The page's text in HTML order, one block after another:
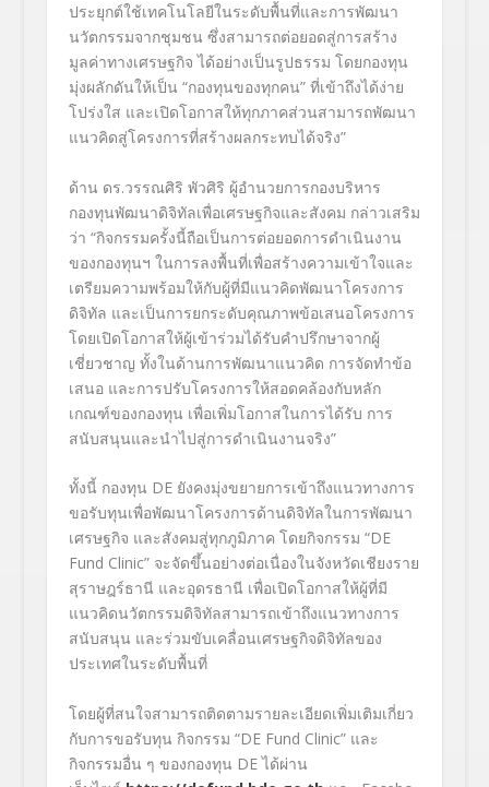
ประยุกต์ใช้เทคโนโลยีในระดับพื้นที่และการพัฒนา
นวัตกรรมจากชุมชน ซึ่งสามารถต่อยอดสู่การสร้าง
มูลค่าทางเศรษฐกิจ ได้อย่างเป็นรูปธรรม โดยกองทุน
มุ่งผลักดันให้เป็น “กองทุนของทุกคน” ที่เข้าถึงได้ง่าย
โปร่งใส และเปิดโอกาสให้ทุกภาคส่วนสามารถพัฒนา
แนวคิดสู่โครงการที่สร้างผลกระทบได้จริง”
ด้าน ดร.วรรณศิริ พัวศิริ ผู้อำนวยการกองบริหาร
กองทุนพัฒนาดิจิทัลเพื่อเศรษฐกิจและสังคม กล่าวเสริม
ว่า “กิจกรรมครั้งนี้ถือเป็นการต่อยอดการดำเนินงาน
ของกองทุนฯ ในการลงพื้นที่เพื่อสร้างความเข้าใจและ
เตรียมความพร้อมให้กับผู้ที่มีแนวคิดพัฒนาโครงการ
ดิจิทัล และเป็นการยกระดับคุณภาพข้อเสนอโครงการ
โดยเปิดโอกาสให้ผู้เข้าร่วมได้รับคำปรึกษาจากผู้
เชี่ยวชาญ ทั้งในด้านการพัฒนาแนวคิด การจัดทำข้อ
เสนอ และการปรับโครงการให้สอดคล้องกับหลัก
เกณฑ์ของกองทุน เพื่อเพิ่มโอกาสในการได้รับ การ
สนับสนุนและนำไปสู่การดำเนินงานจริง”
ทั้งนี้ กองทุน DE ยังคงมุ่งขยายการเข้าถึงแนวทางการ
ขอรับทุนเพื่อพัฒนาโครงการด้านดิจิทัลในการพัฒนา
เศรษฐกิจ และสังคมสู่ทุกภูมิภาค โดยกิจกรรม “DE
Fund Clinic” จะจัดขึ้นอย่างต่อเนื่องในจังหวัดเชียงราย
สุราษฎร์ธานี และอุดรธานี เพื่อเปิดโอกาสให้ผู้ที่มี
แนวคิดนวัตกรรมดิจิทัลสามารถเข้าถึงแนวทางการ
สนับสนุน และร่วมขับเคลื่อนเศรษฐกิจดิจิทัลของ
ประเทศในระดับพื้นที่
โดยผู้ที่สนใจสามารถติดตามรายละเอียดเพิ่มเติมเกี่ยว
กับการขอรับทุน กิจกรรม “DE Fund Clinic” และ
กิจกรรมอื่น ๆ ของกองทุน DE ได้ผ่าน